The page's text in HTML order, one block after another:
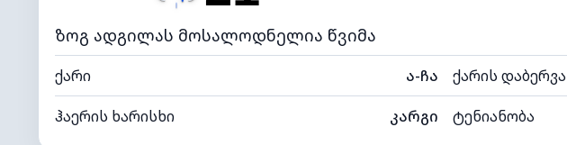
განათების ინდექსი 4 (მკრთალი)
ზოგ ადგილას მოსალოდნელია წვიმა
ქარი ა-ჩა ქარის დაბერვა
ჰაერის ხარისხი კარგი ტენიანობა